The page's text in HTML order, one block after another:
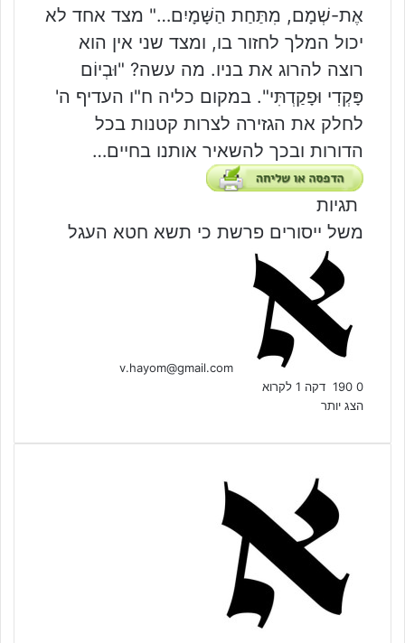
אֶת-שְׁמָם, מִתַּחַת הַשָּׁמָיִם…" מצד אחד לא
יכול המלך לחזור בו, ומצד שני אין הוא
רוצה להרוג את בניו. מה עשה? "וּבְיוֹם
פָּקְדִי וּפָקַדְתִּי". במקום כליה ח"ו העדיף ה'
לחלק את הגזירה לצרות קטנות בכל
הדורות ובכך להשאיר אותנו בחיים…
תגיות
משל ייסורים פרשת כי תשא חטא העגל
v.hayom@gmail.com
l
0
דקה 1 לקרוא
הצג יותר